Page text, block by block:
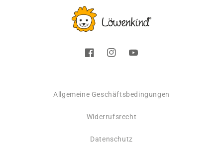
FacebookInstagramYouTube
Allgemeine Geschäftsbedingungen
Widerrufsrecht
Datenschutz